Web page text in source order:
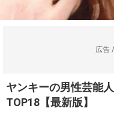
広告
ヤンキーの男性芸能
TOP18【最新版】